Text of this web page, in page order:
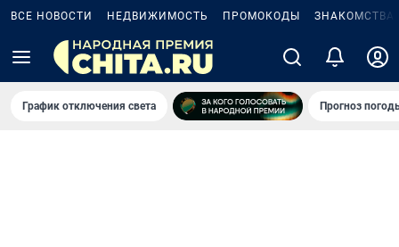
ВСЕ НОВОСТИ НЕДВИЖИМОСТЬ ПРОМОКОДЫ ЗНАКОМСТВА
График отключения света Прогноз